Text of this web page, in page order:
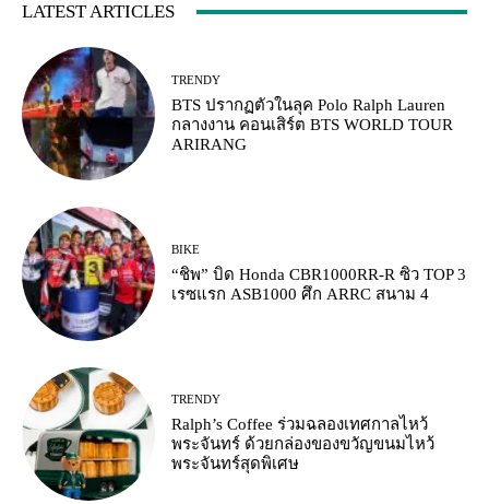
LATEST ARTICLES
TRENDY
BTS ปรากฏตัวในลุค Polo Ralph Lauren
กลางงาน คอนเสิร์ต BTS WORLD TOUR
ARIRANG
BIKE
“ชิพ” บิด Honda CBR1000RR-R ซิว TOP 3
เรซแรก ASB1000 ศึก ARRC สนาม 4
TRENDY
Ralph’s Coffee ร่วมฉลองเทศกาลไหว้
พระจันทร์ ด้วยกล่องของขวัญขนมไหว้
พระจันทร์สุดพิเศษ